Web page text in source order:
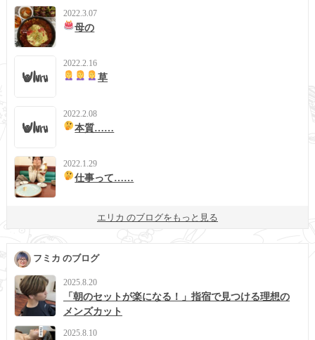
2022.3.07
母の
2022.2.16
草
2022.2.08
本質……
2022.1.29
仕事って……
エリカ のブログをもっと見る
フミカ のブログ
2025.8.20
「朝のセットが楽になる！」指宿で見つける理想の
メンズカット
2025.8.10